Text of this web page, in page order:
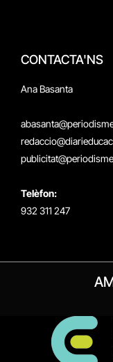
CONTACTA'NS
Ana Basanta
Telèfon:
932 311 247